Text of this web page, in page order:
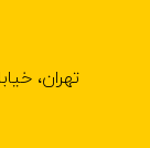
تهران،